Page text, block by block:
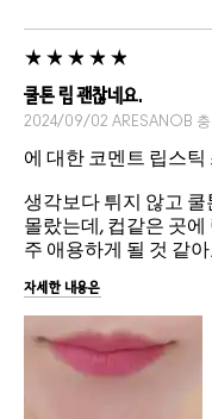
쿨톤 립 괜찮네요.
2024/09/02 ARESANOB
에 대한 코멘트 립스틱
생각보다 튀지 않고
몰랐는데, 컵같은 곳
주 애용하게 될 것 같
자세한 내용은